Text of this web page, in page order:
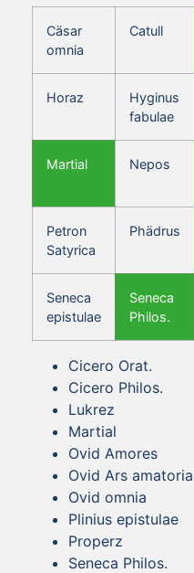
Cäsar
omnia
Catull
Horaz
Hyginus
fabulae
Martial Nepos
Petron
Satyrica
Phädrus
Seneca
epistulae
Seneca
Philos.
Cicero Orat.
Cicero Philos.
Lukrez
Martial
Ovid Amores
Ovid Ars amatoria
Ovid omnia
Plinius epistulae
Properz
Seneca Philos.